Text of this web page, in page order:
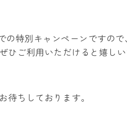
特別キャンペーンですので、
ひご利用いただけると嬉しい
待ちしております。